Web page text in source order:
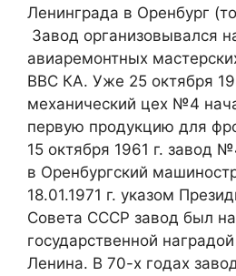
Ленинграда в Оренбург
Завод организовывался
авиаремонтных
ВВС КА. Уже 25 октября
механический цех №4
первую продукцию для
15 октября 1961 г. завод
в Оренбургский
18.01.1971 г. указом
Совета СССР завод был
государственной
Ленина. В 70-х годах